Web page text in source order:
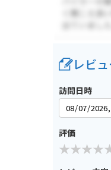
レビ
訪問日時
評価